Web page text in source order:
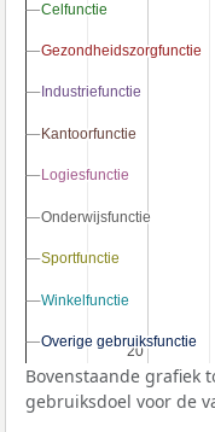
20
20
Celfunctie
Celfunctie
Gezondheidszorgfunctie
Gezondheidszorgfunctie
Industriefunctie
Industriefunctie
Kantoorfunctie
Kantoorfunctie
Logiesfunctie
Logiesfunctie
Onderwijsfunctie
Onderwijsfunctie
Sportfunctie
Sportfunctie
Winkelfunctie
Winkelfunctie
Overige gebruiksfunctie
Overige gebruiksfunctie
Bovenstaande grafiek
gebruiksdoel voor de